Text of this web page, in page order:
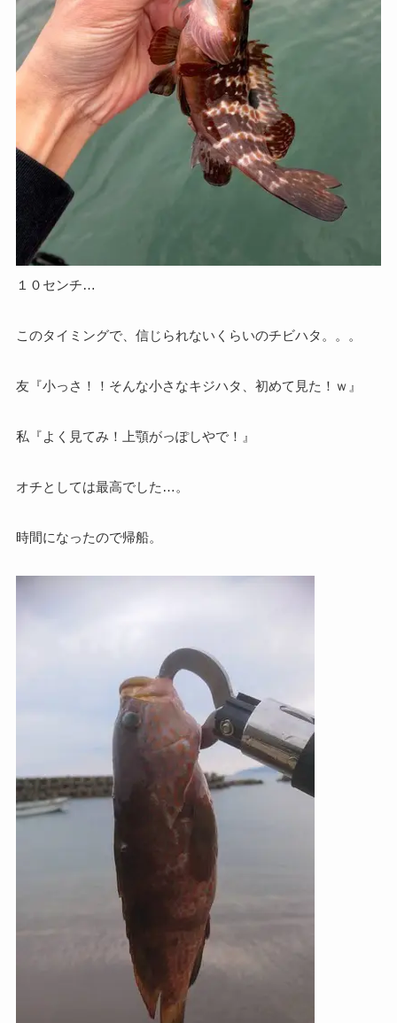
１０センチ…
このタイミングで、信じられないくらいのチビハタ。。。
友『小っさ！！そんな小さなキジハタ、初めて見た！ｗ』
私『よく見てみ！上顎がっぽしやで！』
オチとしては最高でした…。
時間になったので帰船。